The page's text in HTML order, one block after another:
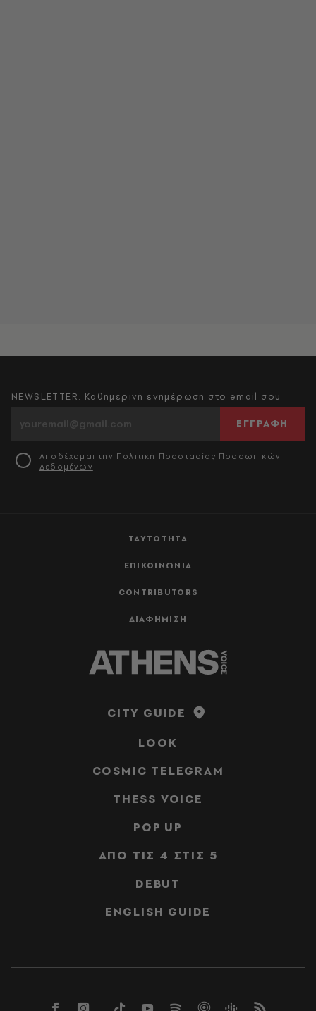
ΤΑΥΤΟΤΗΤΑ
ΕΠΙΚΟΙΝΩΝΙΑ
CONTRIBUTORS
ΔΙΑΦΗΜΙΣΗ
NEWSLETTER: Καθημερινή ενημέρωση στο email σου
ΕΓΓΡΑΦΗ
Αποδέχομαι την Πολιτική Προστασίας Προσωπικών
Δεδομένων
CITY GUIDE
LOOK
COSMIC TELEGRAM
THESS VOICE
POP UP
ΑΠΟ ΤΙΣ 4 ΣΤΙΣ 5
DEBUT
ENGLISH GUIDE